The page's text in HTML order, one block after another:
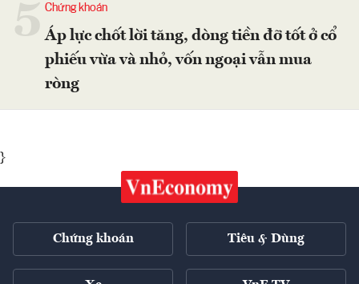
Chứng khoán
Áp lực chốt lời tăng, dòng tiền đỡ tốt ở cổ
phiếu vừa và nhỏ, vốn ngoại vẫn mua
ròng
}
Chứng khoán Tiêu & Dùng